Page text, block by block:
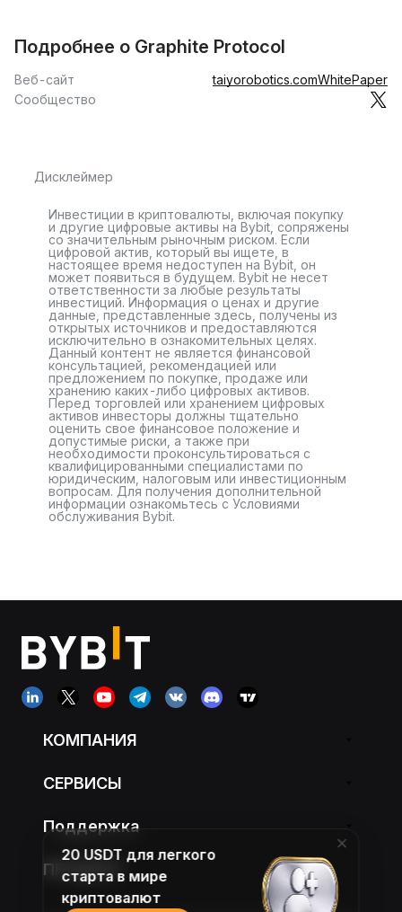
Подробнее о Graphite Protocol
Веб-сайт taiyorobotics.comWhitePaper
Сообщество
Дисклеймер
Инвестиции в криптовалюты, включая покупку
и другие цифровые активы на Bybit, сопряжены
со значительным рыночным риском. Если
цифровой актив, который вы ищете, в
настоящее время недоступен на Bybit, он
может появиться в будущем. Bybit не несет
ответственности за любые результаты
инвестиций. Информация о ценах и другие
данные, представленные здесь, получены из
открытых источников и предоставляются
исключительно в ознакомительных целях.
Данный контент не является финансовой
консультацией, рекомендацией или
предложением по покупке, продаже или
хранению каких-либо цифровых активов.
Перед торговлей или хранением цифровых
активов инвесторы должны тщательно
оценить свое финансовое положение и
допустимые риски, а также при
необходимости проконсультироваться с
квалифицированными специалистами по
юридическим, налоговым или инвестиционным
вопросам. Для получения дополнительной
информации ознакомьтесь с Условиями
обслуживания Bybit.
КОМПАНИЯ
СЕРВИСЫ
Поддержка
ПРОДУКТ
20 USDT для легкого
старта в мире
криптовалют